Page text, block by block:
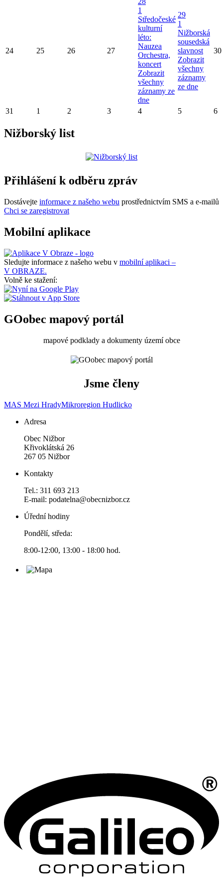
24 25 26 27
1
Středočeské
kulturní
léto:
Nauzea
Orchestra,
koncert
Zobrazit
všechny
záznamy ze
dne
29
1
Nižborská
sousedská
slavnost
Zobrazit
všechny
záznamy
ze dne
30
31 1 2 3 4 5 6
Nižborský list
Přihlášení k odběru zpráv
Dostávejte informace z našeho webu prostřednictvím SMS a e-mailů
Chci se zaregistrovat
Mobilní aplikace
Sledujte informace z našeho webu v mobilní aplikaci –
V OBRAZE.
Volně ke stažení:
GOobec mapový portál
mapové podklady a dokumenty území obce
Jsme členy
MAS Mezi HradyMikroregion Hudlicko
Adresa
Obec Nižbor
Křivoklátská 26
267 05 Nižbor
Kontakty
Tel.: 311 693 213
E-mail: podatelna@obecnizbor.cz
Úřední hodiny
Pondělí, středa:
8:00-12:00, 13:00 - 18:00 hod.